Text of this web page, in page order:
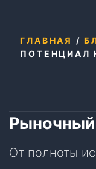
ГЛАВНАЯ /
ПОТЕНЦИАЛ
Рыночный
От полноты